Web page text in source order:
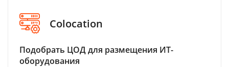
Colocation
Подобрать ЦОД для размещения ИТ-
оборудования